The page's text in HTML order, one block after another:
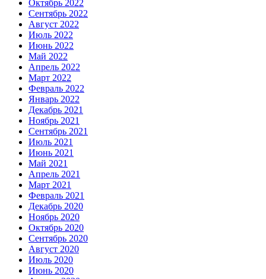
Октябрь 2022
Сентябрь 2022
Август 2022
Июль 2022
Июнь 2022
Май 2022
Апрель 2022
Март 2022
Февраль 2022
Январь 2022
Декабрь 2021
Ноябрь 2021
Сентябрь 2021
Июль 2021
Июнь 2021
Май 2021
Апрель 2021
Март 2021
Февраль 2021
Декабрь 2020
Ноябрь 2020
Октябрь 2020
Сентябрь 2020
Август 2020
Июль 2020
Июнь 2020